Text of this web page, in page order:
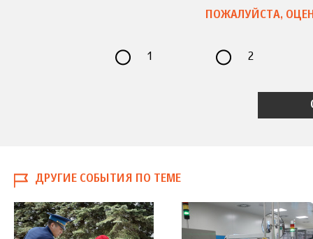
ПОЖАЛУЙСТА,
1 2
ДРУГИЕ СОБЫТИЯ ПО ТЕМЕ